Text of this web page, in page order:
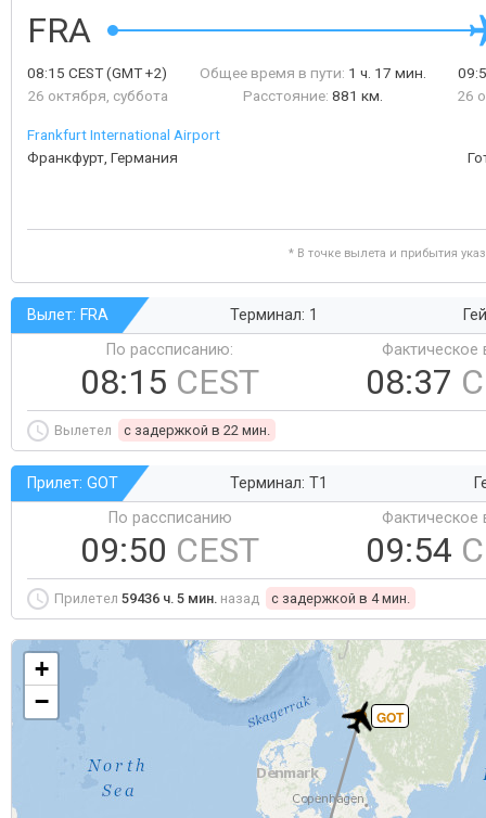
FRA
08:15 CEST(GMT +2)
26 октября, суббота
Общее время в пути: 1 ч. 17 мин.
Расстояние: 881 км.
26
Frankfurt International Airport
Франкфурт, Германия
* В точке вылета и прибытия
Вылет: FRA Терминал: 1
По рассписанию:
08:15 CEST
Фактическое
08:37
Вылетел c задержкой в 22 мин.
Прилет: GOT Терминал: T1
По рассписанию
09:50 CEST
Фактическое
09:54
Прилетел 59436 ч. 5 мин. назад c задержкой в 4 мин.
GOT
+
−